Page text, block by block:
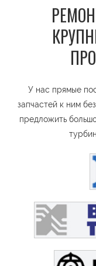
У нас прямые
запчастей к ним
предложить